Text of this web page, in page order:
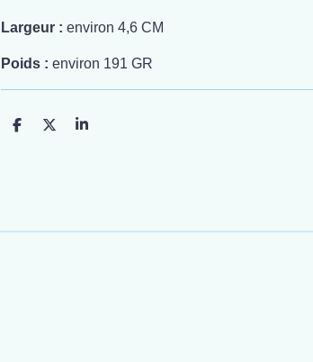
Largeur : environ 4,6 CM
Poids : environ 191 GR
P
r
P
r
P
r